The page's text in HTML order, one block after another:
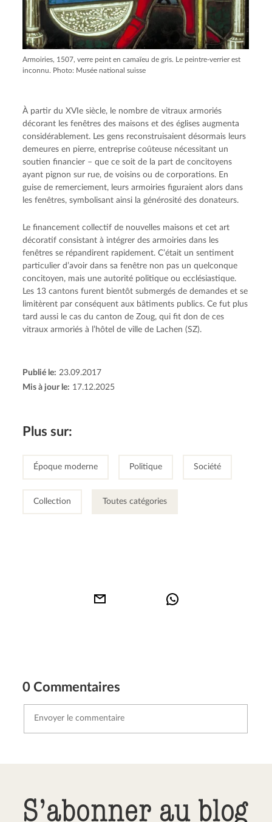
Armoiries, 1507, verre peint en camaïeu de gris. Le peintre-verrier est
inconnu. Photo: Musée national suisse
À partir du XVIe siècle, le nombre de vitraux armoriés
décorant les fenêtres des maisons et des églises augmenta
considérablement. Les gens reconstruisaient désormais leurs
demeures en pierre, entreprise coûteuse nécessitant un
soutien financier – que ce soit de la part de concitoyens
ayant pignon sur rue, de voisins ou de corporations. En
guise de remerciement, leurs armoiries figuraient alors dans
les fenêtres, symbolisant ainsi la générosité des donateurs.
Le financement collectif de nouvelles maisons et cet art
décoratif consistant à intégrer des armoiries dans les
fenêtres se répandirent rapidement. C’était un sentiment
particulier d’avoir dans sa fenêtre non pas un quelconque
concitoyen, mais une autorité politique ou ecclésiastique.
Les 13 cantons furent bientôt submergés de demandes et se
limitèrent par conséquent aux bâtiments publics. Ce fut plus
tard aussi le cas du canton de Zoug, qui fit don de ces
vitraux armoriés à l’hôtel de ville de Lachen (SZ).
Publié le: 23.09.2017
Mis à jour le: 17.12.2025
Plus sur:
Époque moderne Politique Société
Collection Toutes catégories
0 Commentaires
S’abonner au blog